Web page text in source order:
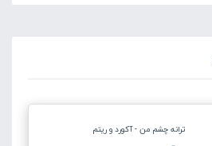
ترانه چشم من - آکورد و ریتم